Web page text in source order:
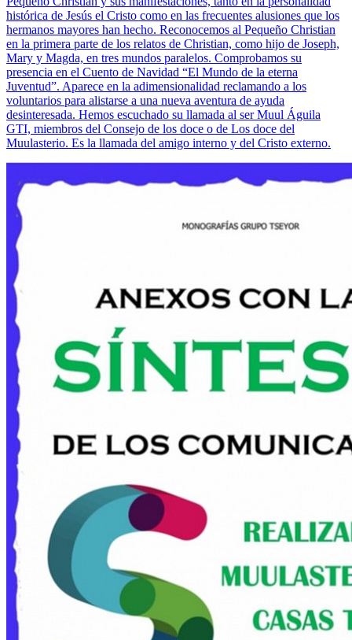
histórica de Jesús el Cristo como en las frecuentes alusiones que los
hermanos mayores han hecho. Reconocemos al Pequeño Christian
en la primera parte de los relatos de Christian, como hijo de Joseph,
Mary y Magda, en tres mundos paralelos. Comprobamos su
presencia en el Cuento de Navidad “El Mundo de la eterna
Juventud”. Aparece en la adimensionalidad reclamando a los
voluntarios para alistarse a una nueva aventura de ayuda
desinteresada. Hemos escuchado su llamada al ser Muul Águila
GTI, miembros del Consejo de los doce o de Los doce del
Muulasterio. Es la llamada del amigo interno y del Cristo externo.